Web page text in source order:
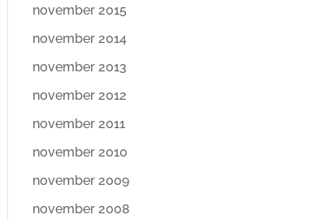
november 2015
november 2014
november 2013
november 2012
november 2011
november 2010
november 2009
november 2008